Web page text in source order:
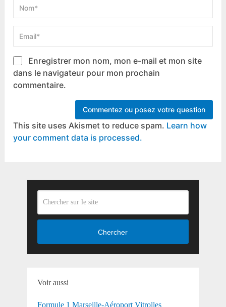
Enregistrer mon nom, mon e-mail et mon site
dans le navigateur pour mon prochain
commentaire.
This site uses Akismet to reduce spam. Learn how
your comment data is processed.
Chercher
Voir aussi
Formule 1 Marseille-Aéroport Vitrolles